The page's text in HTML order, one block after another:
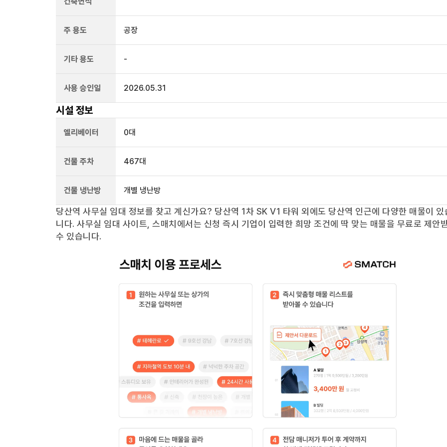
주 용도 공장
기타 용도 -
사용 승인일 2026.05.31
시설 정보
엘리베이터 0대
건물 주차 467대
건물 냉난방 개별 냉난방
당산역 사무실 임대 정보를 찾고 계신가요? 당산역 1차 SK V1 타워 외에도 당산역 인근에 다양한 매물이 있
니다. 사무실 임대 사이트, 스매치에서는 신청 즉시 기업이 입력한 희망 조건에 딱 맞는 매물을 무료로 제안
수 있습니다.